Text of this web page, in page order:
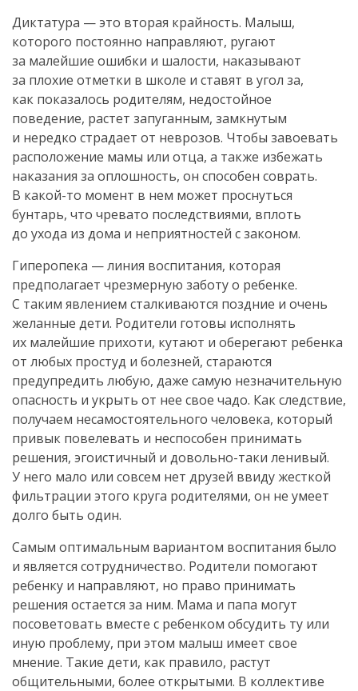
Диктатура — это вторая крайность. Малыш,
которого постоянно направляют, ругают
за малейшие ошибки и шалости, наказывают
за плохие отметки в школе и ставят в угол за,
как показалось родителям, недостойное
поведение, растет запуганным, замкнутым
и нередко страдает от неврозов. Чтобы завоевать
расположение мамы или отца, а также избежать
наказания за оплошность, он способен соврать.
В какой-то момент в нем может проснуться
бунтарь, что чревато последствиями, вплоть
до ухода из дома и неприятностей с законом.
Гиперопека — линия воспитания, которая
предполагает чрезмерную заботу о ребенке.
С таким явлением сталкиваются поздние и очень
желанные дети. Родители готовы исполнять
их малейшие прихоти, кутают и оберегают ребенка
от любых простуд и болезней, стараются
предупредить любую, даже самую незначительную
опасность и укрыть от нее свое чадо. Как следствие,
получаем несамостоятельного человека, который
привык повелевать и неспособен принимать
решения, эгоистичный и довольно-таки ленивый.
У него мало или совсем нет друзей ввиду жесткой
фильтрации этого круга родителями, он не умеет
долго быть один.
Самым оптимальным вариантом воспитания было
и является сотрудничество. Родители помогают
ребенку и направляют, но право принимать
решения остается за ним. Мама и папа могут
посоветовать вместе с ребенком обсудить ту или
иную проблему, при этом малыш имеет свое
мнение. Такие дети, как правило, растут
общительными, более открытыми. В коллективе